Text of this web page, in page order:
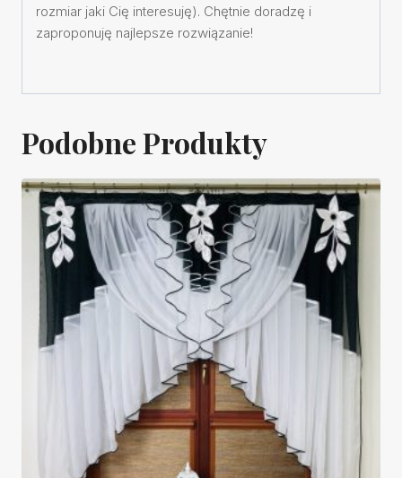
rozmiar jaki Cię interesuję). Chętnie doradzę i
zaproponuję najlepsze rozwiązanie!
Podobne Produkty